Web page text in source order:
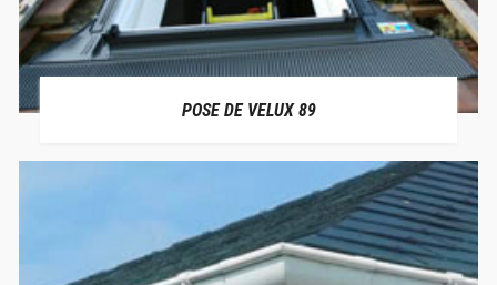
POSE DE VELUX 89